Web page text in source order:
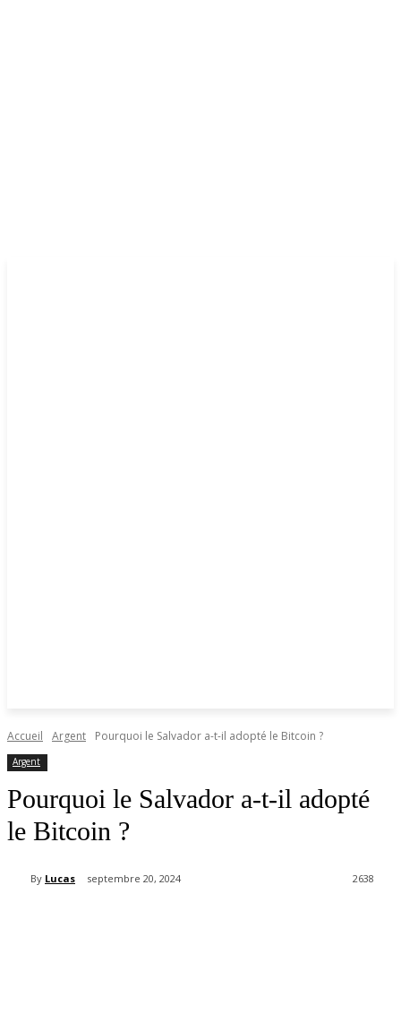
Accueil Argent Pourquoi le Salvador a-t-il adopté le Bitcoin ?
Argent
Pourquoi le Salvador a-t-il adopté
le Bitcoin ?
By Lucas septembre 20, 2024 2638